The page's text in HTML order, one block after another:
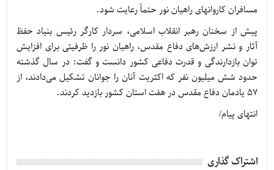
مسافران کاروانهای راهیان نور حتماً رعایت شود.
پیش از سخنان رهبر انقلاب اسلامی، سردار کارگر رئیس بنیاد حفظ
آثار و نشر ارزش‌های دفاع مقدس، راهیان نور را ظرفیتی برای افزایش
توان بازدارندگی و قدرت دفاعی کشور دانست و گفت: در سال گذشته
حدود شش میلیون نفر که اکثریت آنان را جوانان تشکیل می‌دادند، از
57 یادمان دفاع مقدس در هفت استان کشور بازدید کردند.
انتهای پیام/
اشتراک گذاری